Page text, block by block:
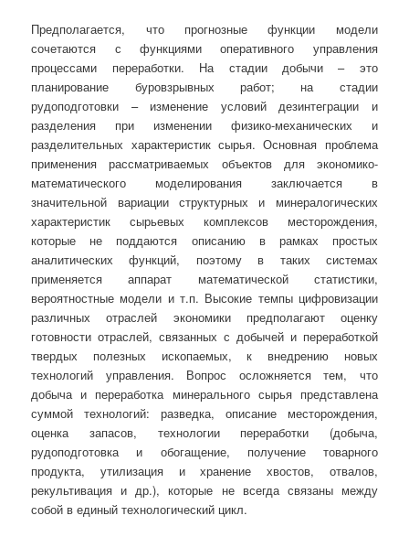
Предполагается, что прогнозные функции модели
сочетаются с функциями оперативного управления
процессами переработки. На стадии добычи – это
планирование буровзрывных работ; на стадии
рудоподготовки – изменение условий дезинтеграции и
разделения при изменении физико-механических и
разделительных характеристик сырья. Основная проблема
применения рассматриваемых объектов для экономико-
математического моделирования заключается в
значительной вариации структурных и минералогических
характеристик сырьевых комплексов месторождения,
которые не поддаются описанию в рамках простых
аналитических функций, поэтому в таких системах
применяется аппарат математической статистики,
вероятностные модели и т.п. Высокие темпы цифровизации
различных отраслей экономики предполагают оценку
готовности отраслей, связанных с добычей и переработкой
твердых полезных ископаемых, к внедрению новых
технологий управления. Вопрос осложняется тем, что
добыча и переработка минерального сырья представлена
суммой технологий: разведка, описание месторождения,
оценка запасов, технологии переработки (добыча,
рудоподготовка и обогащение, получение товарного
продукта, утилизация и хранение хвостов, отвалов,
рекультивация и др.), которые не всегда связаны между
собой в единый технологический цикл.